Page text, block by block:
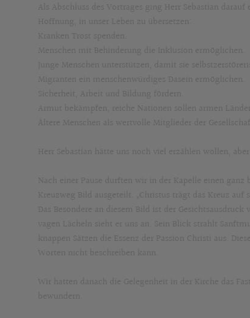
Als Abschluss des Vortrages ging Herr Sebastian
Hoffnung, in unser Leben zu übersetzen:
Kranken Trost spenden.
Menschen mit Behinderung die Inklusion ermöglichen.
Junge Menschen unterstützen, damit sie
Migranten ein menschenwürdiges Dasein ermöglichen.
Sicherheit, Arbeit und Bildung fördern.
Armut bekämpfen, reiche Nationen sollen armen
Ältere Menschen als wertvolle Mitglieder der
Herr Sebastian hätte uns noch viel erzählen wollen,
Nach einer Pause durften wir in der Kapelle einen
Kreuzweg Bild ausgeteilt. „Christus trägt das Kreuz auf
Das Besondere an diesem Bild ist der
vagen Lächeln sieht er uns an. Sein Blick strahlt
knappen Sätzen die Essenz der Passion Christi aus.
Worten nicht beschreiben kann.
Wir hatten danach die Gelegenheit in der Kirche das
bewundern.